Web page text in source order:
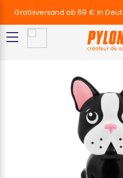
Gratisversand ab 69 € in